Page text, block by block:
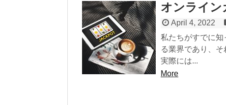
オンライン
April 4, 2022
私たちがすでに
る業界であり、そ
実際には...
More